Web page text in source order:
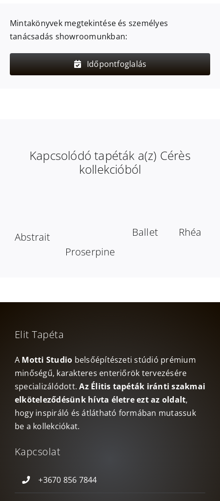
Mintakönyvek megtekintése és személyes
tanácsadás showroomunkban:
Időpontfoglalás
Kapcsolódó tapéták a(z) Cérès
kollekcióból
Abstrait
Proserpine
Ballet Rhéa
Elit Tapéta
A Motti Studio belsőépítészeti stúdió prémium
minőségű, karakteres enteriőrök tervezésére
specializálódott.Az Élitis tapéták iránti szakmai
elköteleződésünk hívta életre ezt az oldalt,
hogy inspiráló és átlátható formában mutassuk
be a kollekciókat.
Kapcsolat
+3670 856 7844